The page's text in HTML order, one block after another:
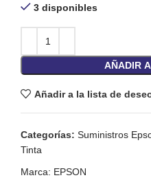
3 disponibles
AÑADIR
Añadir a la lista de
Categorías: Suministros
Tinta
Marca: EPSON